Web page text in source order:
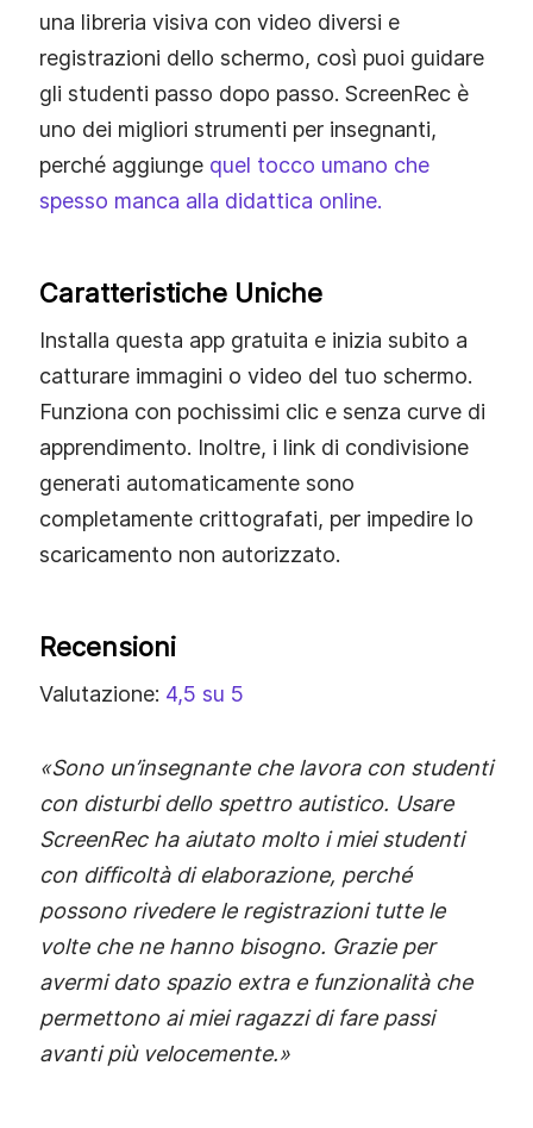
una libreria visiva con video diversi e
registrazioni dello schermo, così puoi guidare
gli studenti passo dopo passo. ScreenRec è
uno dei migliori strumenti per insegnanti,
perché aggiunge quel tocco umano che
spesso manca alla didattica online.
Caratteristiche Uniche
Installa questa app gratuita e inizia subito a
catturare immagini o video del tuo schermo.
Funziona con pochissimi clic e senza curve di
apprendimento. Inoltre, i link di condivisione
generati automaticamente sono
completamente crittografati, per impedire lo
scaricamento non autorizzato.
Recensioni
Valutazione: 4,5 su 5
«Sono un’insegnante che lavora con studenti
con disturbi dello spettro autistico. Usare
ScreenRec ha aiutato molto i miei studenti
con difficoltà di elaborazione, perché
possono rivedere le registrazioni tutte le
volte che ne hanno bisogno. Grazie per
avermi dato spazio extra e funzionalità che
permettono ai miei ragazzi di fare passi
avanti più velocemente.»